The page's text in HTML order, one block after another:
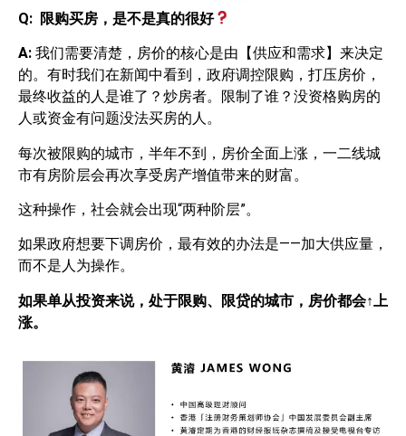
Q: 限购买房，是不是真的很好
A: 我们需要清楚，房价的核心是由【供应和需求】来决定
的。有时我们在新闻中看到，政府调控限购，打压房价，
最终收益的人是谁了？炒房者。限制了谁？没资格购房的
人或资金有问题没法买房的人。
每次被限购的城市，半年不到，房价全面上涨，一二线城
市有房阶层会再次享受房产增值带来的财富。
这种操作，社会就会出现“两种阶层”。
如果政府想要下调房价，最有效的办法是——加大供应量，
而不是人为操作。
如果单从投资来说，处于限购、限贷的城市，房价都会↑上
涨。